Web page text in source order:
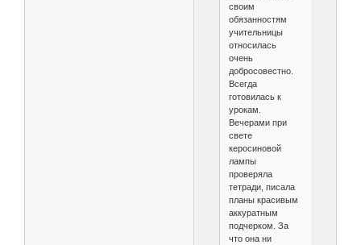
своим
обязанностям
учительницы
относилась
очень
добросовестно.
Всегда
готовилась к
урокам.
Вечерами при
свете
керосиновой
лампы
проверяла
тетради, писала
планы красивым
аккуратным
подчерком. За
что она ни